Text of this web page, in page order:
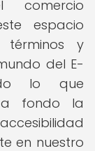
comercio
espacio
y
del E-
lo que
a fondo la
en nuestro